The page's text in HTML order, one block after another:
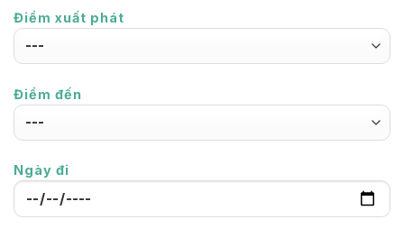
Điểm xuất phát
Điểm đến
Ngày đi